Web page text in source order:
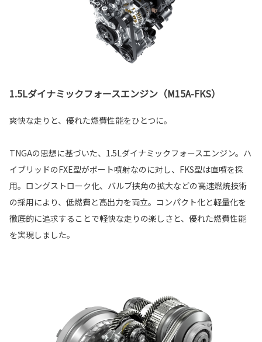
1.5Lダイナミックフォースエンジン（M15A-FKS）
爽快な走りと、優れた燃費性能をひとつに。
TNGAの思想に基づいた、1.5Lダイナミックフォースエンジン。ハ
イブリッドのFXE型がポート噴射なのに対し、FKS型は直噴を採
用。ロングストローク化、バルブ挟角の拡大などの高速燃焼技術
の採用により、低燃費と高出力を両立。コンパクト化と軽量化を
徹底的に追求することで軽快な走りの楽しさと、優れた燃費性能
を実現しました。